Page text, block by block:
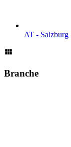
AT - Salzburg
Branche